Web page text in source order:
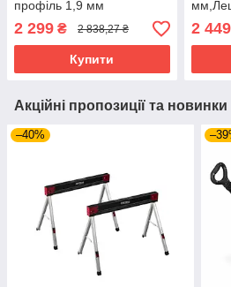
профіль 1,9 мм
2 299 ₴ 2 838,27 ₴
Купити
2 449
Акційні пропозиції та новинки
–40%